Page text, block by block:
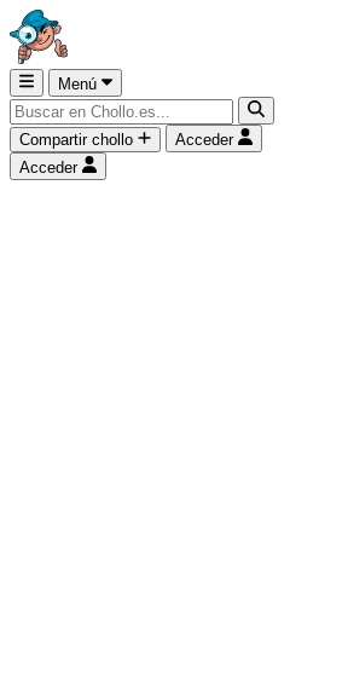
Menú
Compartir chollo
Acceder
Acceder